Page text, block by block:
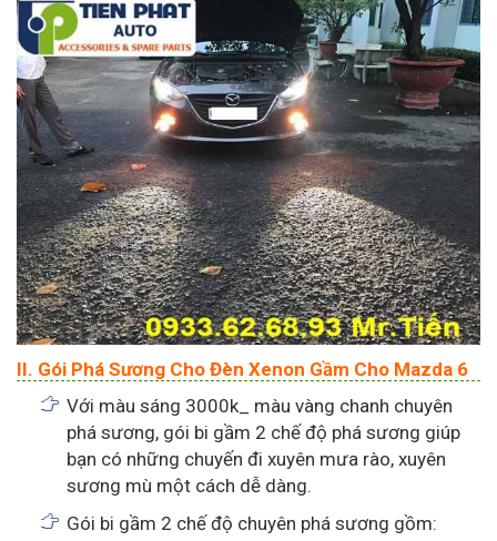
II. Gói Phá Sương Cho Đèn Xenon Gầm Cho Mazda 6
Với màu sáng 3000k_ màu vàng chanh chuyên
phá sương, gói bi gầm 2 chế độ phá sương giúp
bạn có những chuyến đi xuyên mưa rào, xuyên
sương mù một cách dễ dàng.
Gói bi gầm 2 chế độ chuyên phá sương gồm: